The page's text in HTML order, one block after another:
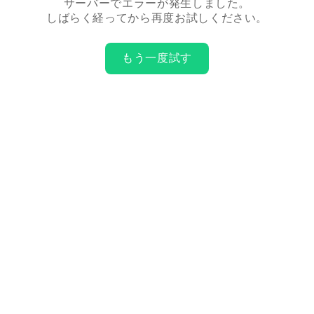
サーバーでエラーが発生しました。
しばらく経ってから再度お試しください。
もう一度試す